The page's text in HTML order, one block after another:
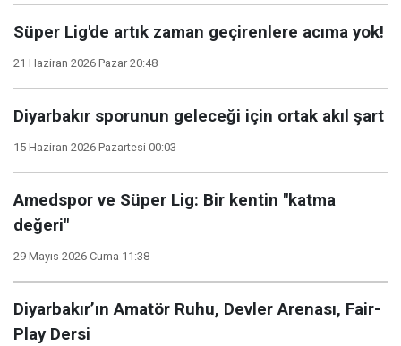
Süper Lig'de artık zaman geçirenlere acıma yok!
21 Haziran 2026 Pazar 20:48
Diyarbakır sporunun geleceği için ortak akıl şart
15 Haziran 2026 Pazartesi 00:03
Amedspor ve Süper Lig: Bir kentin "katma
değeri"
29 Mayıs 2026 Cuma 11:38
Diyarbakır’ın Amatör Ruhu, Devler Arenası, Fair-
Play Dersi